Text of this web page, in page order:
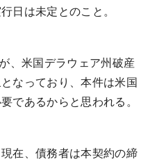
日は未定とのこと。
、米国デラウェア州破産
なっており、本件は米国
であるからと思われる。
在、債務者は本契約の締